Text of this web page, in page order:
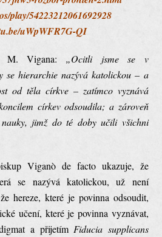
play/54223212061692928
uWpWFR7G-QI
M. Vigana: „Ocitli jsme se v
se hierarchie nazývá katolickou – a
od těla církve – zatímco vyznává
církev odsoudila; a zároveň
nauky, jimž do té doby učili všichni
Viganò de facto ukazuje, že
se nazývá katolickou, už není
hereze, které je povinna odsoudit,
učení, které je povinna vyznávat,
a přijetím Fiducia supplicans